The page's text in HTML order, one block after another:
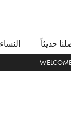
حديثاً
النساء